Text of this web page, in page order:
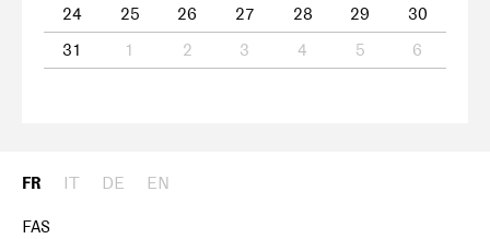
24
25 26 27 28 29
30
31
1 2 3 4 5 6
FR IT DE EN
FAS